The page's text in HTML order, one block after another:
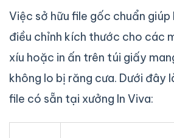
Việc sở hữu file gốc chuẩn giúp
điều chỉnh kích thước cho các
xíu hoặc in ấn trên túi giấy
không lo bị răng cưa. Dưới đây
file có sẵn tại xưởng In Viva: